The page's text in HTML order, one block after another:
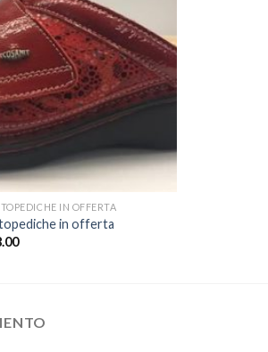
IN OFFERTA
in offerta